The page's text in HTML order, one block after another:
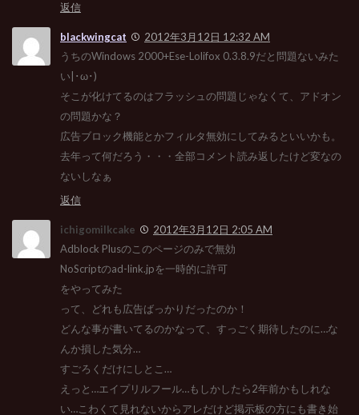
返信
blackwingcat
2012年3月12日 12:32 AM
うちのWindows 2000+Ese-Lolifox 0.3.8.9だと問題ないみた
い|･ω･)
そこが化けてるのはフラッシュの問題じゃなくて、アドオン
の問題かな？
広告ブロック機能とかフィルタ無効にしてみるといいかも。
去年って何だろう・・・全部コメント読み返したけど変なの
ないしなぁ
返信
ichigomilkcake
2012年3月12日 2:05 AM
Adblock Plusのこのページのみで無効
NoScriptのad-link.jpを一時的に許可
をやってみた
って、どれも広告ばっかりだったのか！
どんな事が書いてるのかなって、すっごく期待したのに…な
んか損した気分…
すごろくだけにしとこ…
えっと…エイプリルフール…もしかしたら2年前かもしれな
い…こわくて見れないからアレだけど掲示板の方にも書き始